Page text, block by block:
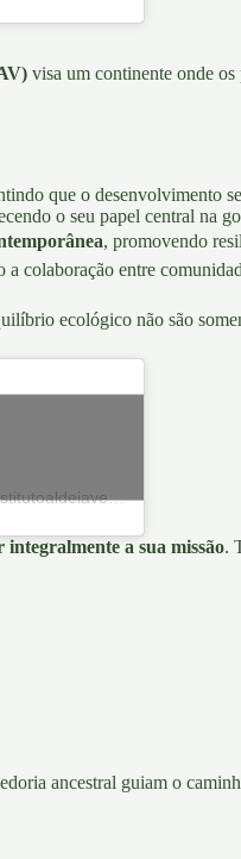
visa um continente onde
que o desenvolvimento
o seu papel central na
, promovendo
a colaboração entre
ecológico não são
Una publicación compartida de 🌳 Instituto Aldeia Verde 🌳 (@institutoaldeiaverde)
integralmente a sua missão.
ancestral guiam o